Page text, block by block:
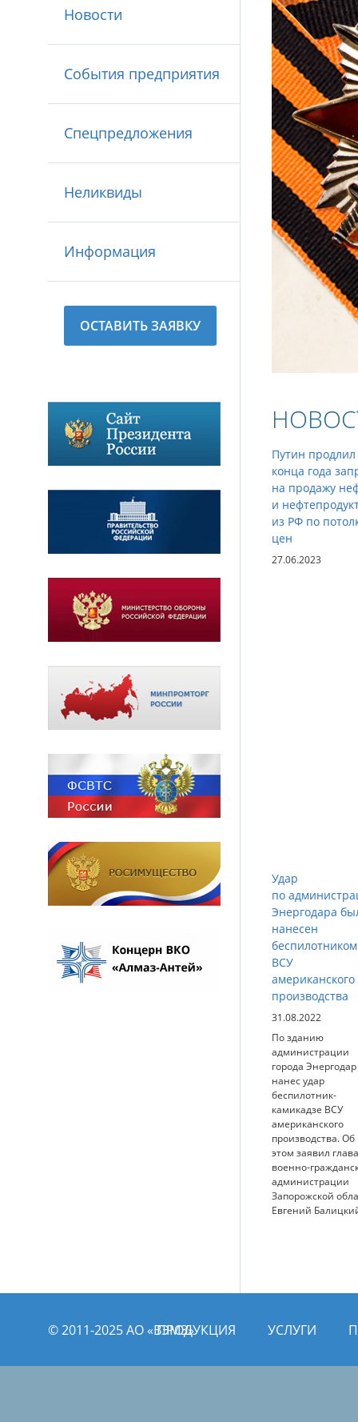
Новости
События предприятия
Спецпредложения
Неликвиды
Информация
ОСТАВИТЬ ЗАЯВКУ
Путин продлил
конца года
на продажу
и
из РФ по
цен
27.06.2023
Удар
по
Энергодара
нанесен
беспилотником
ВСУ
американского
производства
31.08.2022
По зданию
администрации
города Энергодар
нанес удар
беспилотник-
камикадзе ВСУ
американского
производства. Об
этом заявил глава
военно-
администрации
Запорожской
Евгений
© 2011­­-2025 АО «ВЭМЗ»ПРОДУКЦИЯ УСЛУГИ